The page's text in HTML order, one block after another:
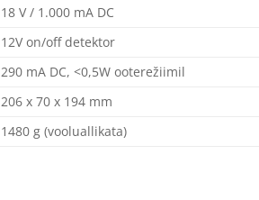
18 V / 1.000 mA DC
12V on/off detektor
290 mA DC, <0,5W ooterežiimil
206 x 70 x 194 mm
1480 g (vooluallikata)